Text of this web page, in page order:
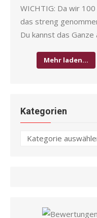
Mehr laden…
Kategorien
Kategorien